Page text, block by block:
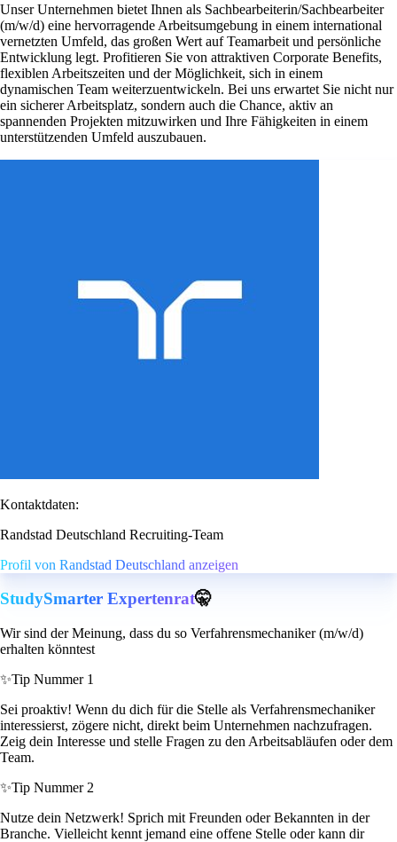
Unser Unternehmen bietet Ihnen als Sachbearbeiterin/Sachbearbeiter
(m/w/d) eine hervorragende Arbeitsumgebung in einem international
vernetzten Umfeld, das großen Wert auf Teamarbeit und persönliche
Entwicklung legt. Profitieren Sie von attraktiven Corporate Benefits,
flexiblen Arbeitszeiten und der Möglichkeit, sich in einem
dynamischen Team weiterzuentwickeln. Bei uns erwartet Sie nicht nur
ein sicherer Arbeitsplatz, sondern auch die Chance, aktiv an
spannenden Projekten mitzuwirken und Ihre Fähigkeiten in einem
unterstützenden Umfeld auszubauen.
Kontaktdaten:
Randstad Deutschland Recruiting-Team
Profil von Randstad Deutschland anzeigen
StudySmarter Expertenrat🤫
Wir sind der Meinung, dass du so Verfahrensmechaniker (m/w/d)
erhalten könntest
✨Tip Nummer 1
Sei proaktiv! Wenn du dich für die Stelle als Verfahrensmechaniker
interessierst, zögere nicht, direkt beim Unternehmen nachzufragen.
Zeig dein Interesse und stelle Fragen zu den Arbeitsabläufen oder dem
Team.
✨Tip Nummer 2
Nutze dein Netzwerk! Sprich mit Freunden oder Bekannten in der
Branche. Vielleicht kennt jemand eine offene Stelle oder kann dir